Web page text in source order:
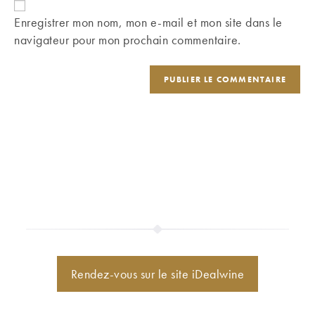
comment
votre
(facultatif)
Enregistrer mon nom, mon e-mail et mon site dans le
navigateur pour mon prochain commentaire.
Rendez-vous sur le site iDealwine